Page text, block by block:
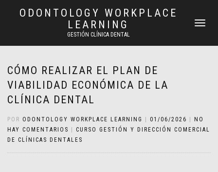
ODONTOLOGY WORKPLACE
LEARNING
GESTIÓN CLÍNICA DENTAL
CAMBIAR
CÓMO REALIZAR EL PLAN DE
VIABILIDAD ECONÓMICA DE LA
CLÍNICA DENTAL
POR ODONTOLOGY WORKPLACE LEARNING 01/06/2026
NO
HAY COMENTARIOS
CURSO GESTIÓN Y DIRECCIÓN COMERCIAL
DE CLÍNICAS DENTALES